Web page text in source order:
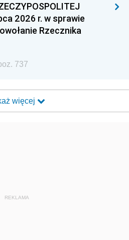
2026 r. w sprawie
Rzecznika
737
więcej
REKLAMA